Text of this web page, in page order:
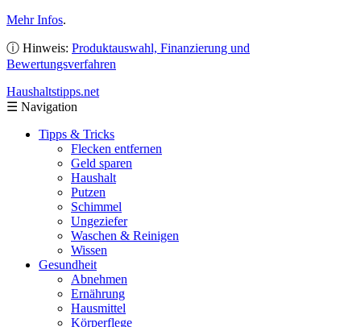
Mehr Infos.
ⓘ Hinweis: Produktauswahl, Finanzierung und
Bewertungsverfahren
Haushaltstipps.net
☰ Navigation
Tipps & Tricks
Flecken entfernen
Geld sparen
Haushalt
Putzen
Schimmel
Ungeziefer
Waschen & Reinigen
Wissen
Gesundheit
Abnehmen
Ernährung
Hausmittel
Körperflege